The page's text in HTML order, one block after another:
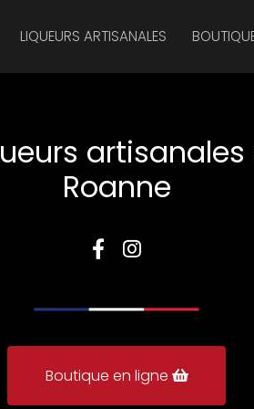
LIQUEURS ARTISANALES
artisanales
Roanne
Boutique en ligne